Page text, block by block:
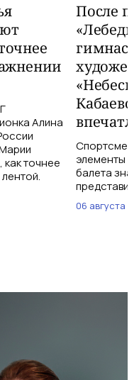
Алина
точнее
После
элементы
балета
06 августа